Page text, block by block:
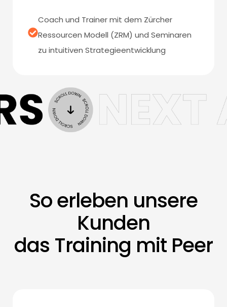
Coach und Trainer mit dem Zürcher
Ressourcen Modell (ZRM) und Seminaren
zu intuitiven Strategieentwicklung
So erleben unsere
Kunden
das Training mit Peer